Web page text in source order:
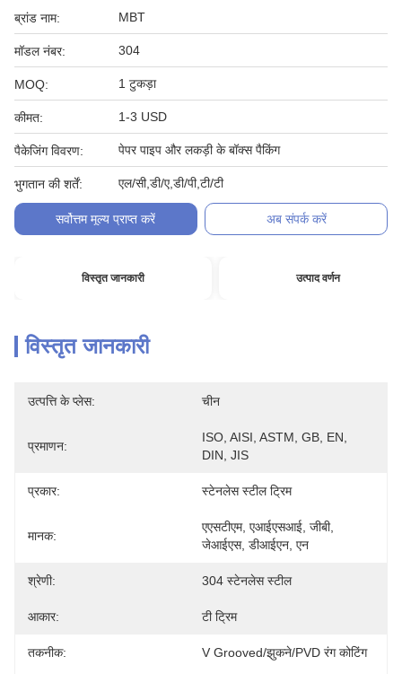
ब्रांड नाम: MBT
मॉडल नंबर: 304
MOQ: 1 टुकड़ा
कीमत: 1-3 USD
पैकेजिंग विवरण: पेपर पाइप और लकड़ी के बॉक्स पैकिंग
भुगतान की शर्तें: एल/सी,डी/ए,डी/पी,टी/टी
सर्वोत्तम मूल्य प्राप्त करें अब संपर्क करें
विस्तृत जानकारी उत्पाद वर्णन
विस्तृत जानकारी
उत्पत्ति के प्लेस: चीन
प्रमाणन:
ISO, AISI, ASTM, GB, EN,
DIN, JIS
प्रकार: स्टेनलेस स्टील ट्रिम
मानक:
एएसटीएम, एआईएसआई, जीबी,
जेआईएस, डीआईएन, एन
श्रेणी: 304 स्टेनलेस स्टील
आकार: टी ट्रिम
तकनीक: V Grooved/झुकने/PVD रंग कोटिंग